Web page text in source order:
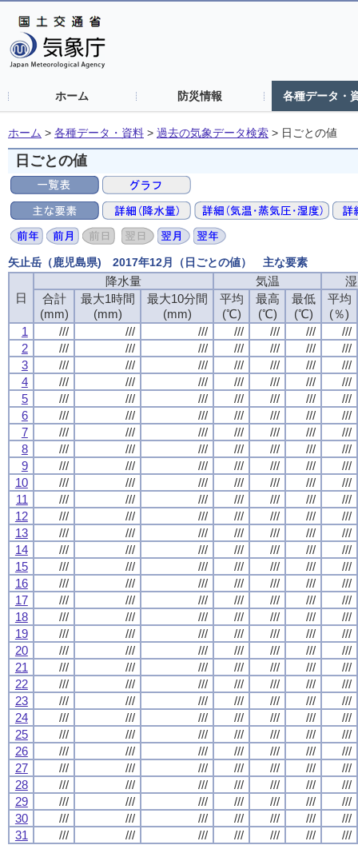
ホーム 防災情報 各種データ・
ホーム > 各種データ・資料 > 過去の気象データ検索 > 日ごとの値
日ごとの値
矢止岳（鹿児島県) 2017年12月（日ごとの値） 主な要素
日
降水量 気温
合計
(mm)
最大1時間
(mm)
最大10分間
(mm)
平均
(℃)
最高
(℃)
最低
(℃)
平均
(％)
1
/// /// /// /// /// ///
///
2
/// /// /// /// /// ///
///
3
/// /// /// /// /// ///
///
4
/// /// /// /// /// ///
///
5
/// /// /// /// /// ///
///
6
/// /// /// /// /// ///
///
7
/// /// /// /// /// ///
///
8
/// /// /// /// /// ///
///
9
/// /// /// /// /// ///
///
10
/// /// /// /// /// ///
///
11
/// /// /// /// /// ///
///
12
/// /// /// /// /// ///
///
13
/// /// /// /// /// ///
///
14
/// /// /// /// /// ///
///
15
/// /// /// /// /// ///
///
16
/// /// /// /// /// ///
///
17
/// /// /// /// /// ///
///
18
/// /// /// /// /// ///
///
19
/// /// /// /// /// ///
///
20
/// /// /// /// /// ///
///
21
/// /// /// /// /// ///
///
22
/// /// /// /// /// ///
///
23
/// /// /// /// /// ///
///
24
/// /// /// /// /// ///
///
25
/// /// /// /// /// ///
///
26
/// /// /// /// /// ///
///
27
/// /// /// /// /// ///
///
28
/// /// /// /// /// ///
///
29
/// /// /// /// /// ///
///
30
/// /// /// /// /// ///
///
31
/// /// /// /// /// /// ///